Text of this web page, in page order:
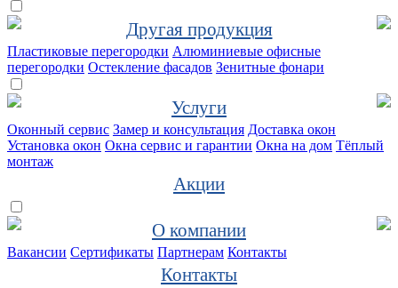
Другая продукция
Пластиковые перегородки Алюминиевые офисные
перегородки Остекление фасадов Зенитные фонари
Услуги
Оконный сервис Замер и консультация Доставка окон
Установка окон Окна сервис и гарантии Окна на дом Тёплый
монтаж
Акции
О компании
Вакансии Сертификаты Партнерам Контакты
Контакты